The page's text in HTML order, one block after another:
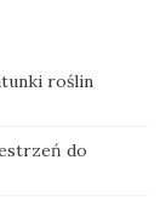
roślin
do